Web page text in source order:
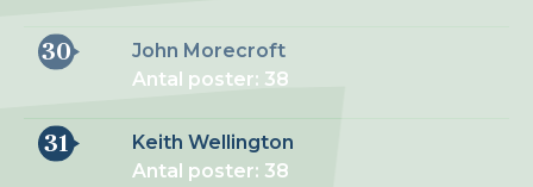
30
John Morecroft
Antal poster: 38
31
Keith Wellington
Antal poster: 38